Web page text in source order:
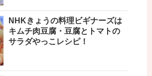
NHKきょうの料理ビギナーズは
キムチ肉豆腐・豆腐とトマトの
サラダやっこレシピ！